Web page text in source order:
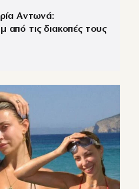
Αντωνά:
τις διακοπές τους